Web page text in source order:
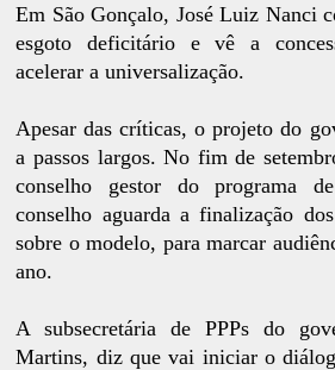
Em São Gonçalo, José Luiz Nanci
esgoto deficitário e vê a
acelerar a universalização.
Apesar das críticas, o projeto do
a passos largos. No fim de
conselho gestor do programa
conselho aguarda a finalização
sobre o modelo, para marcar
ano.
A subsecretária de PPPs do
Martins, diz que vai iniciar o